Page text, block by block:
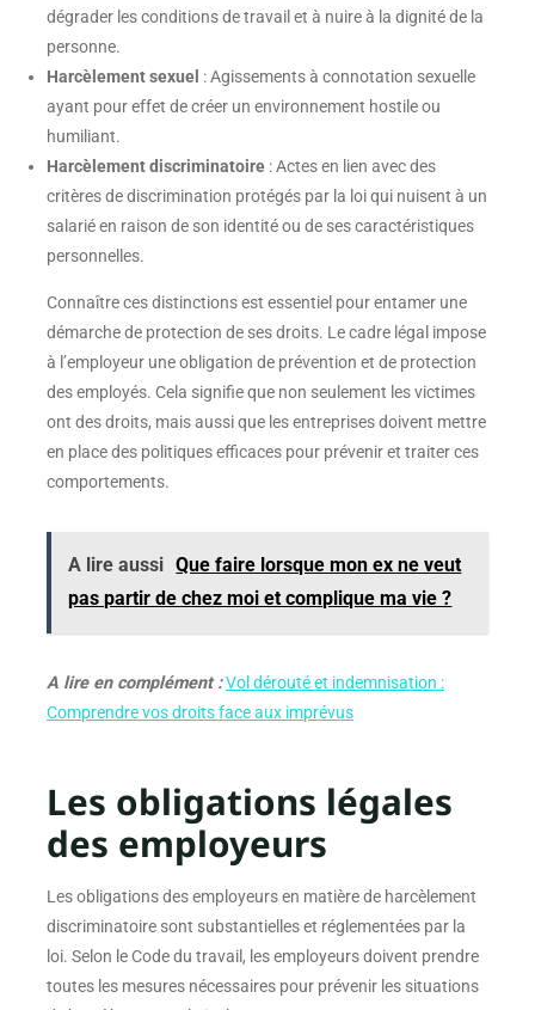
dégrader les conditions de travail et à nuire à la dignité de la
personne.
Harcèlement sexuel : Agissements à connotation sexuelle
ayant pour effet de créer un environnement hostile ou
humiliant.
Harcèlement discriminatoire: Actes en lien avec des
critères de discrimination protégés par la loi qui nuisent à un
salarié en raison de son identité ou de ses caractéristiques
personnelles.
Connaître ces distinctions est essentiel pour entamer une
démarche de protection de ses droits. Le cadre légal impose
à l’employeur une obligation de prévention et de protection
des employés. Cela signifie que non seulement les victimes
ont des droits, mais aussi que les entreprises doivent mettre
en place des politiques efficaces pour prévenir et traiter ces
comportements.
A lire aussi Que faire lorsque mon ex ne veut
pas partir de chez moi et complique ma vie ?
A lire en complément :Vol dérouté et indemnisation :
Comprendre vos droits face aux imprévus
Les obligations légales
des employeurs
Les obligations des employeurs en matière de harcèlement
discriminatoire sont substantielles et réglementées par la
loi. Selon le Code du travail, les employeurs doivent prendre
toutes les mesures nécessaires pour prévenir les situations